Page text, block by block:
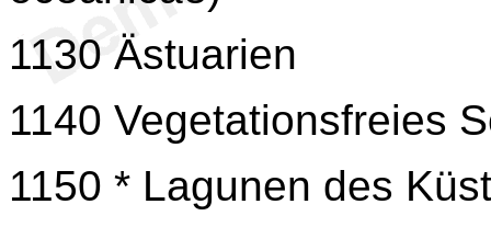
1130 Ästuarien
1140 Vegetationsfreies
1150 * Lagunen des